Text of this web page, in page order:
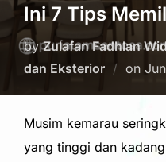
Ini 7 Tips
byZulafan Fadhlan
dan Eksterior
on
Musim kemarau
yang tinggi dan